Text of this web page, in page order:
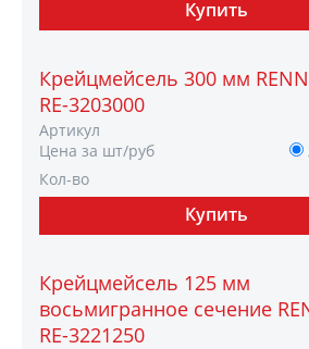
Крейцмейсель 300 мм
RE-3203000
Артикул
Цена за шт/руб
Кол-во
Крейцмейсель 125 мм
восьмигранное сечение
RE-3221250